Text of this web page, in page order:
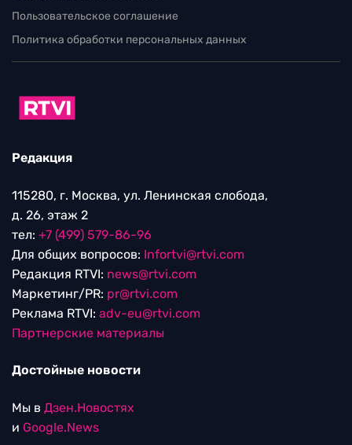
Пользовательское соглашение
Политика обработки персональных данных
Редакция
115280, г. Москва, ул. Ленинская слобода,
д. 26, этаж 2
тел: +7 (499) 579-86-96
Для общих вопросов: Infortvi@rtvi.com
Редакция RTVI: news@rtvi.com
Маркетинг/PR: pr@rtvi.com
Реклама RTVI: adv-eu@rtvi.com
Партнерские материалы
Достойные новости
Мы в Дзен.Новостях
и Google.News